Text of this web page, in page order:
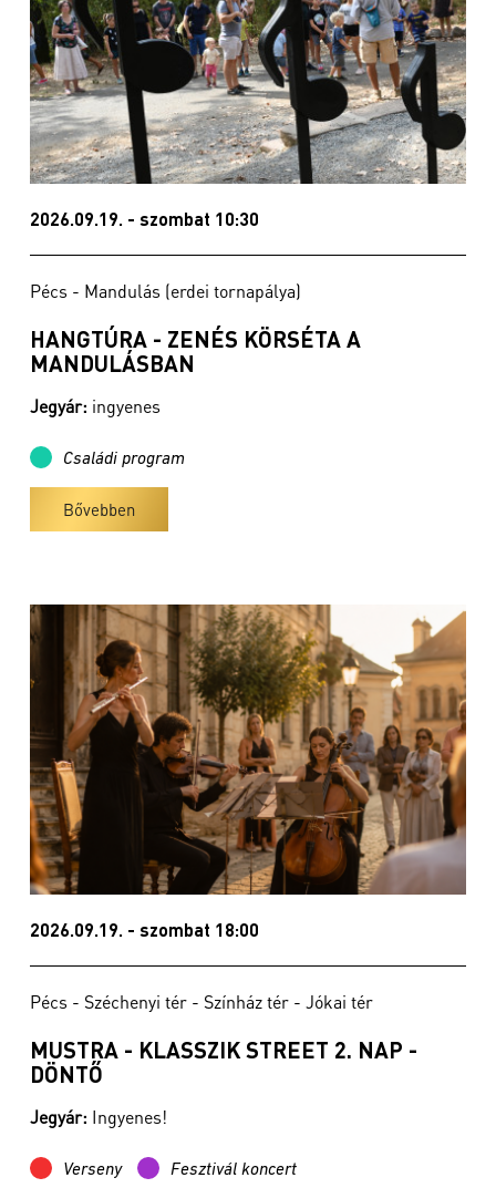
2026.09.19. - szombat 10:30
Pécs - Mandulás (erdei tornapálya)
HANGTÚRA - ZENÉS KÖRSÉTA A
MANDULÁSBAN
Jegyár: ingyenes
Családi program
Bővebben
2026.09.19. - szombat 18:00
Pécs - Széchenyi tér - Színház tér - Jókai tér
MUSTRA - KLASSZIK STREET 2. NAP -
DÖNTŐ
Jegyár: Ingyenes!
Verseny Fesztivál koncert